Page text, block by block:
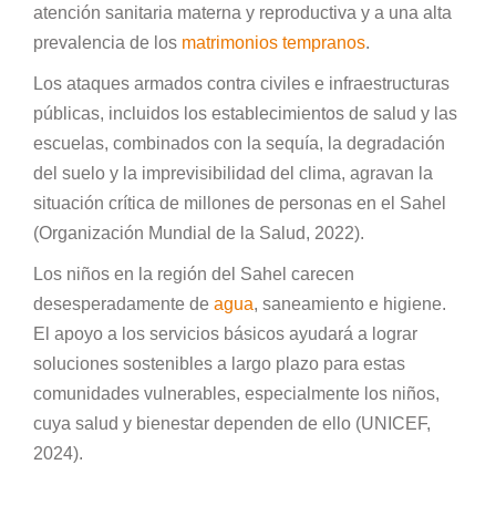
atención sanitaria materna y reproductiva y a una alta
prevalencia de los matrimonios tempranos.
Los ataques armados contra civiles e infraestructuras
públicas, incluidos los establecimientos de salud y las
escuelas, combinados con la sequía, la degradación
del suelo y la imprevisibilidad del clima, agravan la
situación crítica de millones de personas en el Sahel
(Organización Mundial de la Salud, 2022).
Los niños en la región del Sahel carecen
desesperadamente de agua, saneamiento e higiene.
El apoyo a los servicios básicos ayudará a lograr
soluciones sostenibles a largo plazo para estas
comunidades vulnerables, especialmente los niños,
cuya salud y bienestar dependen de ello (UNICEF,
2024).